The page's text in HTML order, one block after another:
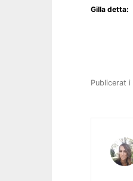
Gilla detta:
Publicerat i